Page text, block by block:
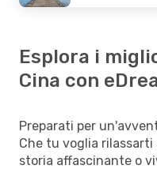
Esplora i
Cina con
Preparati per
Che tu voglia
storia affascinante o